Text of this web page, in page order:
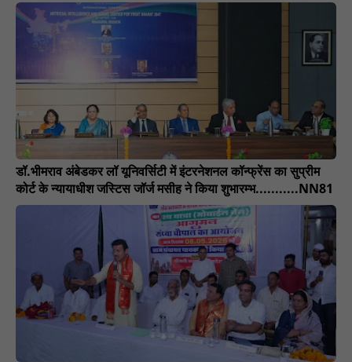
डॉ.भीमराव अंबेडकर लॉ यूनिवर्सिटी में इंटरनेशनल कॉन्फ्रेंस का सुप्रीम
कोर्ट के न्यायाधीश जस्टिस जॉर्ज मसीह ने किया शुभारम्भ...........NN81